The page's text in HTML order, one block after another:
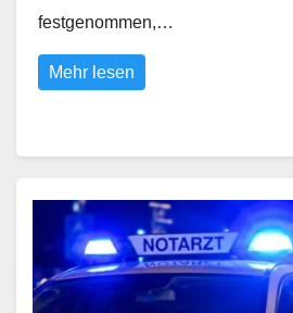
festgenommen,…
Mehr lesen